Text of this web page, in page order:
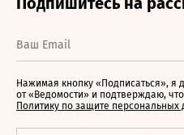
Нажимая кнопку «Подписаться», я
от «Ведомости» и подтверждаю,
Политику по защите персональных